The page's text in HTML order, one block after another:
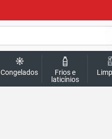
Congelados
Frios e
laticínios